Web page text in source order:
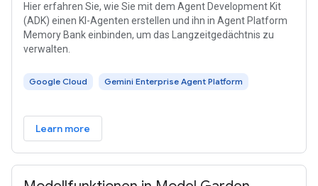
Hier erfahren Sie, wie Sie mit dem Agent Development Kit
(ADK) einen KI-Agenten erstellen und ihn in Agent Platform
Memory Bank einbinden, um das Langzeitgedächtnis zu
verwalten.
Google Cloud Gemini Enterprise Agent Platform
Learn more